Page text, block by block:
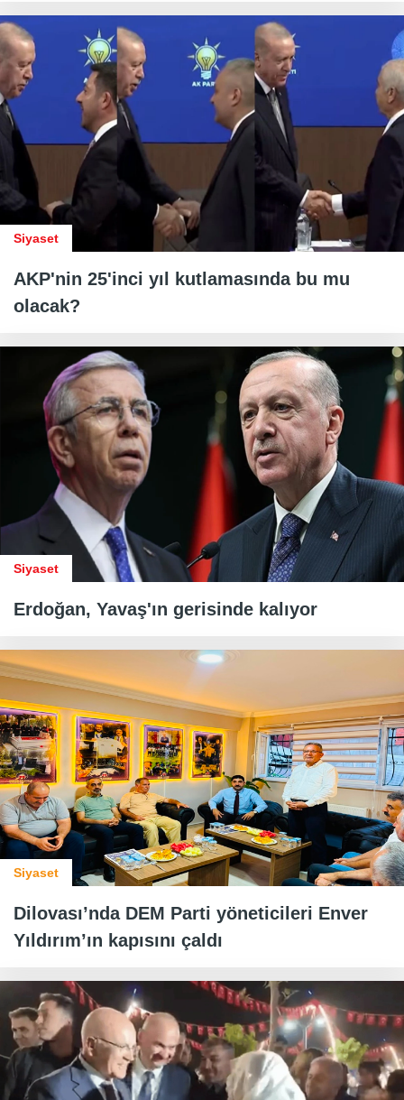
Siyaset
AKP'nin 25'inci yıl kutlamasında bu mu
olacak?
Siyaset
Erdoğan, Yavaş'ın gerisinde kalıyor
Siyaset
Dilovası’nda DEM Parti yöneticileri Enver
Yıldırım’ın kapısını çaldı